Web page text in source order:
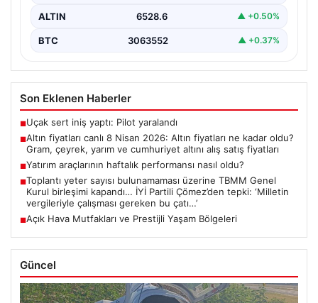
ALTIN 6528.6 ▲ +0.50%
BTC 3063552 ▲ +0.37%
Son Eklenen Haberler
■Uçak sert iniş yaptı: Pilot yaralandı
■Altın fiyatları canlı 8 Nisan 2026: Altın fiyatları ne kadar oldu?
Gram, çeyrek, yarım ve cumhuriyet altını alış satış fiyatları
■Yatırım araçlarının haftalık performansı nasıl oldu?
■Toplantı yeter sayısı bulunamaması üzerine TBMM Genel
Kurul birleşimi kapandı… İYİ Partili Çömez’den tepki: ‘Milletin
vergileriyle çalışması gereken bu çatı…’
■Açık Hava Mutfakları ve Prestijli Yaşam Bölgeleri
Güncel